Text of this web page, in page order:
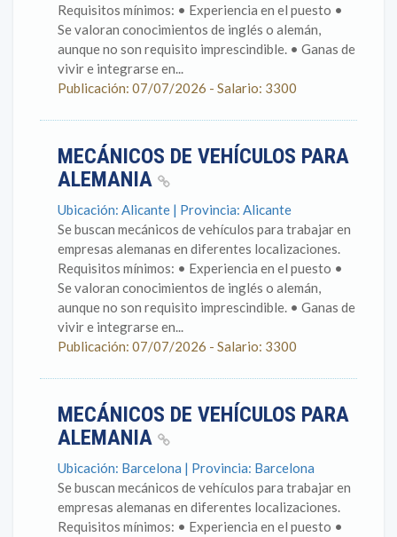
Requisitos mínimos: • Experiencia en el puesto •
Se valoran conocimientos de inglés o alemán,
aunque no son requisito imprescindible. • Ganas de
vivir e integrarse en...
Publicación: 07/07/2026 - Salario: 3300
MECÁNICOS DE VEHÍCULOS PARA
ALEMANIA
Ubicación: Alicante | Provincia: Alicante
Se buscan mecánicos de vehículos para trabajar en
empresas alemanas en diferentes localizaciones.
Requisitos mínimos: • Experiencia en el puesto •
Se valoran conocimientos de inglés o alemán,
aunque no son requisito imprescindible. • Ganas de
vivir e integrarse en...
Publicación: 07/07/2026 - Salario: 3300
MECÁNICOS DE VEHÍCULOS PARA
ALEMANIA
Ubicación: Barcelona | Provincia: Barcelona
Se buscan mecánicos de vehículos para trabajar en
empresas alemanas en diferentes localizaciones.
Requisitos mínimos: • Experiencia en el puesto •